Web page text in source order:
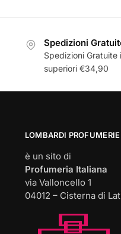
più
varianti.
opzioni
scelte
pagina
del
prodotto
Spedizioni
Spedizioni Gratuite
superiori €34,90
LOMBARDI PROFUMERIE
è un sito di
Profumeria Italiana
via Valloncello 1
04012 – Cisterna di